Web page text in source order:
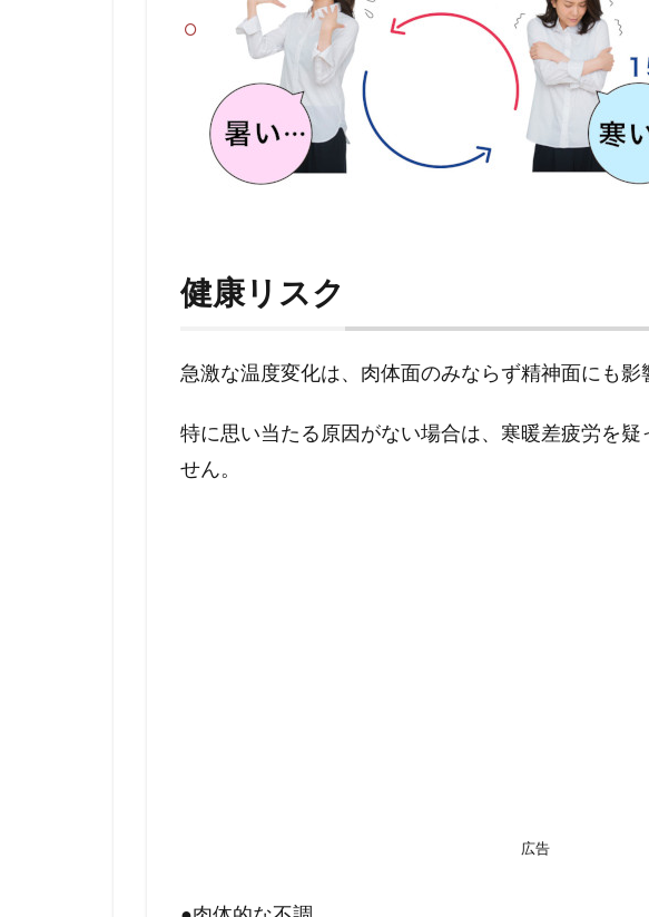
健康リスク
急激な温度変化は、肉体面のみならず精神面にも影
特に思い当たる原因がない場合は、寒暖差疲労を疑
せん。
広告